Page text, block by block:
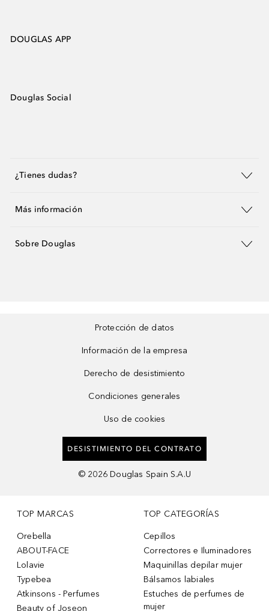
DOUGLAS APP
Douglas Social
¿Tienes dudas?
Más información
Sobre Douglas
Protección de datos
Información de la empresa
Derecho de desistimiento
Condiciones generales
Uso de cookies
DESISTIMIENTO DEL CONTRATO
© 2026 Douglas Spain S.A.U
TOP MARCAS
Orebella
ABOUT-FACE
Lolavie
Typebea
Atkinsons - Perfumes
Beauty of Joseon
TOP CATEGORÍAS
Cepillos
Correctores e Iluminadores
Maquinillas depilar mujer
Bálsamos labiales
Estuches de perfumes de
mujer